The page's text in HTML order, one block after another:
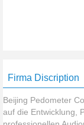
Firma Discription
Beijing Pedometer
auf die Entwicklung,